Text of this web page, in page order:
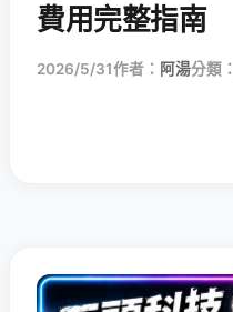
費用完整指南
2026/5/31作者： 阿湯分類：